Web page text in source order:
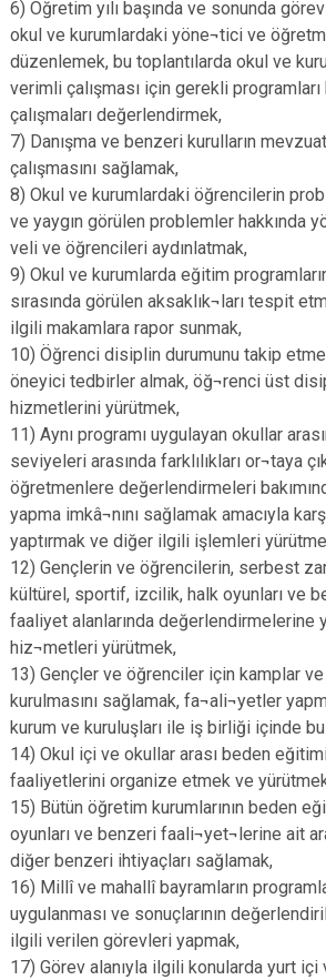
6) Öğretim yılı başında ve sonunda
okul ve kurumlardaki yöne¬tici ve
düzenlemek, bu toplantılarda okul ve
verimli çalışması için gerekli programları
çalışmaları değerlendirmek,
7) Danışma ve benzeri kurulların
çalışmasını sağlamak,
8) Okul ve kurumlardaki öğrencilerin
ve yaygın görülen problemler hakkında
veli ve öğrencileri aydınlatmak,
9) Okul ve kurumlarda eğitim
sırasında görülen aksaklık¬ları tespit
ilgili makamlara rapor sunmak,
10) Öğrenci disiplin durumunu takip
öneyici tedbirler almak, öğ¬renci üst
hizmetlerini yürütmek,
11) Aynı programı uygulayan okullar
seviyeleri arasında farklılıkları or¬taya
öğretmenlere değerlendirmeleri
yapma imkâ¬nını sağlamak amacıyla
yaptırmak ve diğer ilgili işlemleri
12) Gençlerin ve öğrencilerin, serbest
kültürel, sportif, izcilik, halk oyunları ve
faaliyet alanlarında değerlendirmelerine
hiz¬metleri yürütmek,
13) Gençler ve öğrenciler için kamplar
kurulmasını sağlamak, fa¬ali¬yetler
kurum ve kuruluşları ile iş birliği içinde
14) Okul içi ve okullar arası beden
faaliyetlerini organize etmek ve
15) Bütün öğretim kurumlarının beden
oyunları ve benzeri faali¬yet¬lerine ait
diğer benzeri ihtiyaçları sağlamak,
16) Millî ve mahallî bayramların
uygulanması ve sonuçlarının
ilgili verilen görevleri yapmak,
17) Görev alanıyla ilgili konularda yurt içi